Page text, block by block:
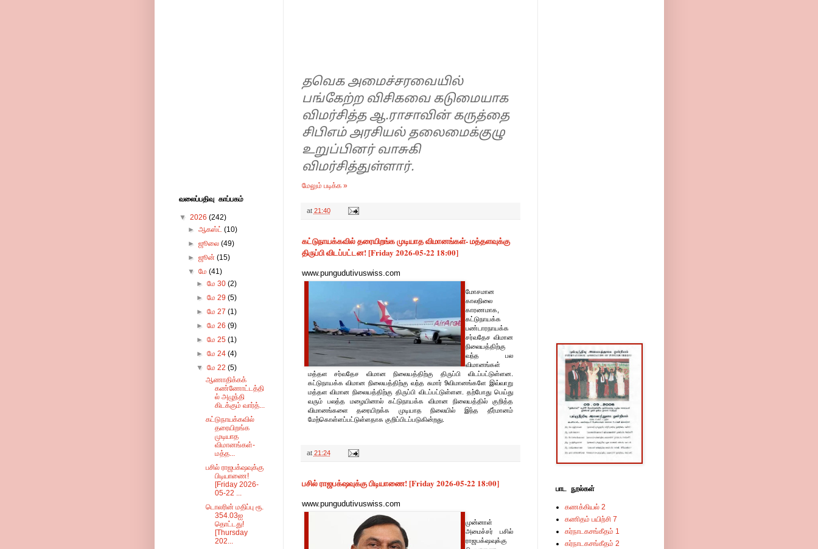
தவெக அமைச்சரவையில்
பங்கேற்ற விசிகவை கடுமையாக
விமர்சித்த ஆ.ராசாவின் கருத்தை
சிபிஎம் அரசியல் தலைமைக்குழு
உறுப்பினர் வாசுகி
விமர்சித்துள்ளார்.
மேலும் படிக்க »
at 21:40
கட்டுநாயக்கவில் தரையிறங்க முடியாத விமானங்கள்- மத்தளவுக்கு
திருப்பி விடப்பட்டன! [Friday 2026-05-22 18:00]
www.pungudutivuswiss.com
மோசமான
காலநிலை
காரணமாக,
கட்டுநாயக்க
பண்டாரநாயக்க
சர்வதேச விமான
நிலையத்திற்கு
வந்த பல
விமானங்கள்
மத்தள சர்வதேச விமான நிலையத்திற்கு திருப்பி விடப்பட்டுள்ளன.
கட்டுநாயக்க விமான நிலையத்திற்கு வந்த சுமார் 9விமானங்களே இவ்வாறு
மத்தள விமான நிலையத்திற்கு திருப்பி விடப்பட்டுள்ளன. தற்போது பெய்து
வரும் பலத்த மழையினால் கட்டுநாயக்க விமான நிலையத்தில் குறித்த
விமானங்களை தரையிறக்க முடியாத நிலையில் இந்த தீர்மானம்
மேற்கொள்ளப்பட்டுள்ளதாக குறிப்பிடப்படுகின்றது.
at 21:24
பசில் ராஜபக்‌ஷவுக்கு பிடியாணை! [Friday 2026-05-22 18:00]
www.pungudutivuswiss.com
முன்னாள்
அமைச்சர் பசில்
ராஜபக்‌ஷவுக்கு
வலைப்பதிவு காப்பகம்
▼ 2026 (242)
► ஆகஸ்ட் (10)
► ஜூலை (49)
► ஜூன் (15)
▼ மே (41)
►மே 30(2)
►மே 29(5)
►மே 27(1)
►மே 26(9)
►மே 25(1)
►மே 24(4)
▼மே 22(5)
ஆணாதிக்கக்
கண்ணோட்டத்தி
ல் அழுந்தி
கிடக்கும் வார்த்...
கட்டுநாயக்கவில்
தரையிறங்க
முடியாத
விமானங்கள்-
மத்த...
பசில் ராஜபக்‌ஷவுக்கு
பிடியாணை!
[Friday 2026-
05-22 ...
டொலரின் மதிப்பு ரூ.
354.03ஐ
தொட்டது!
[Thursday
202...
பாட நூல்கள்
கணக்கியல் 2
கணிதம் பயிற்சி 7
கர்நாடகசங்கீதம் 1
கர்நாடகசங்கீதம் 2